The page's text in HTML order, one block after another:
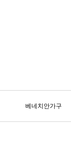
베네치안가구